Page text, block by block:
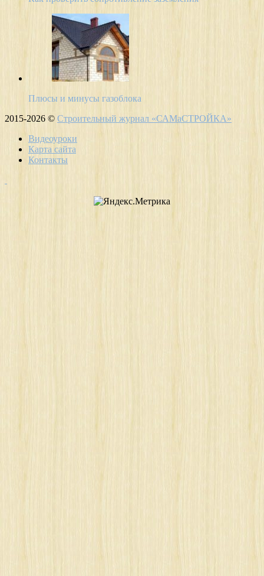
Плюсы и минусы газоблока
2015-2026 © Строительный журнал «САМаСТРОЙКА»
Видеоуроки
Карта сайта
Контакты